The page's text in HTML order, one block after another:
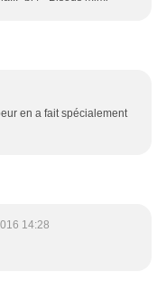
en a fait spécialement
14:28